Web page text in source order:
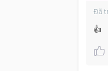
Đã
👍